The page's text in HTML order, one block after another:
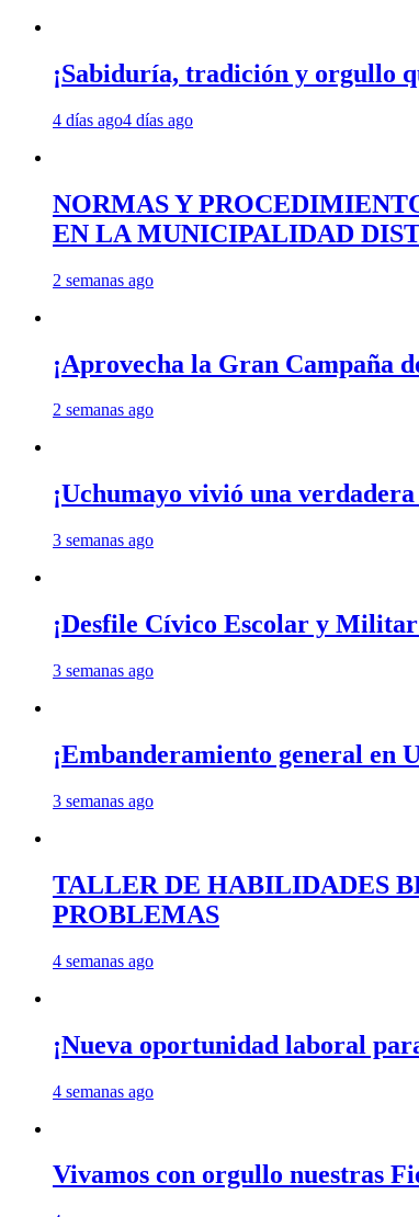
¡Sabiduría, tradición y orgullo
4 días ago4 días ago
NORMAS Y
EN LA MUNICIPALIDAD
2 semanas ago
¡Aprovecha la Gran Campaña
2 semanas ago
¡Uchumayo vivió una
3 semanas ago
¡Desfile Cívico Escolar y
3 semanas ago
¡Embanderamiento general en
3 semanas ago
TALLER DE HABILIDADES
PROBLEMAS
4 semanas ago
¡Nueva oportunidad laboral
4 semanas ago
Vivamos con orgullo nuestras